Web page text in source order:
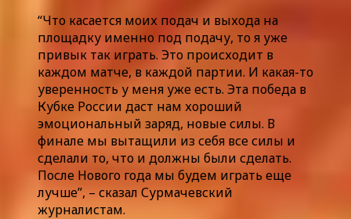
“Что касается моих подач и выхода на
площадку именно под подачу, то я уже
привык так играть. Это происходит в
каждом матче, в каждой партии. И какая-то
уверенность у меня уже есть. Эта победа в
Кубке России даст нам хороший
эмоциональный заряд, новые силы. В
финале мы вытащили из себя все силы и
сделали то, что и должны были сделать.
После Нового года мы будем играть еще
лучше”, – сказал Сурмачевский
журналистам.